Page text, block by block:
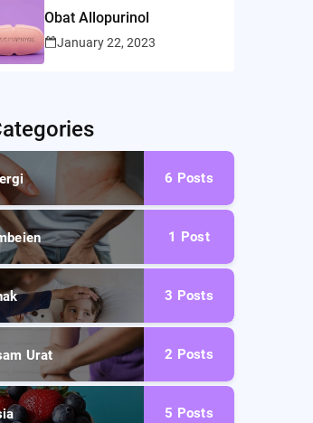
Obat Allopurinol
January 22, 2023
6 Posts
1 Post
3 Posts
Urat 2 Posts
5 Posts